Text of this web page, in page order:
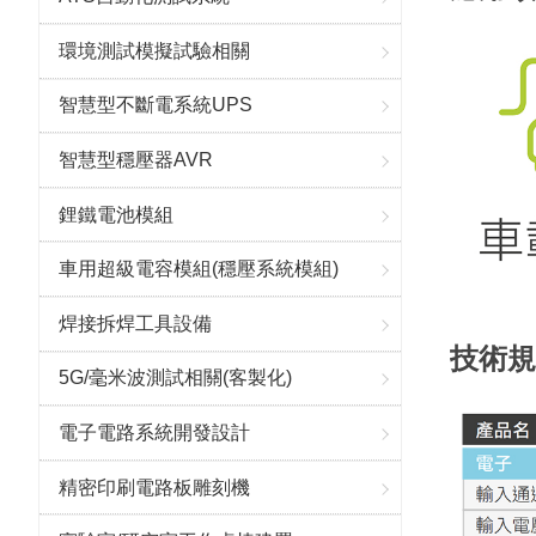
環境測試模擬試驗相關
智慧型不斷電系統UPS
智慧型穩壓器AVR
鋰鐵電池模組
車用超級電容模組(穩壓系統模組)
焊接拆焊工具設備
5G/毫米波測試相關(客製化)
電子電路系統開發設計
精密印刷電路板雕刻機
技術